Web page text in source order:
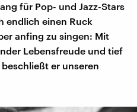
für Pop- und Jazz-Stars
endlich einen Ruck
anfing zu singen: Mit
Lebensfreude und tief
er unseren